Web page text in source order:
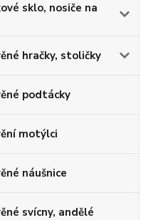
sklo, nosiče na
hračky, stoličky
podtácky
motýlci
náušnice
svícny, andělé